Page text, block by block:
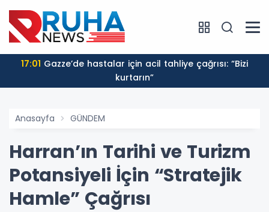
17:01
kurtarın”
Anasayfa GÜNDEM
Harran’ın Tarihi ve Turizm
Potansiyeli İçin “Stratejik
Hamle” Çağrısı